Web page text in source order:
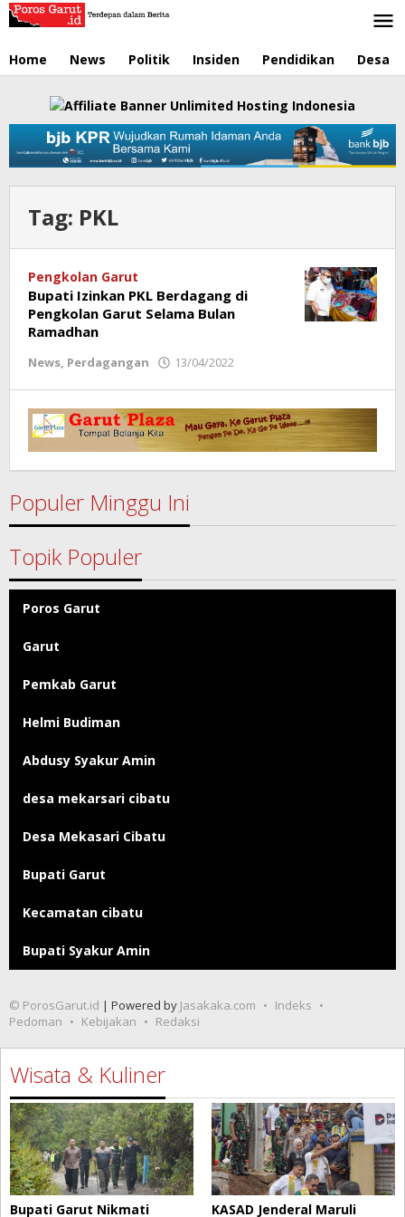
Lewati
ke
Home News Politik Insiden Pendidikan Desa
Tag: PKL
Pengkolan Garut
Bupati Izinkan PKL Berdagang di
Pengkolan Garut Selama Bulan
Ramadhan
News, Perdagangan 13/04/2022
Garut
Populer Minggu Ini
Topik Populer
Poros Garut
Garut
Pemkab Garut
Helmi Budiman
Abdusy Syakur Amin
desa mekarsari cibatu
Desa Mekasari Cibatu
Bupati Garut
Kecamatan cibatu
Bupati Syakur Amin
© PorosGarut.id | Powered by Jasakaka.com
Indeks
Pedoman
Kebijakan Redaksi
Wisata & Kuliner
Bupati Garut Nikmati KASAD Jenderal Maruli